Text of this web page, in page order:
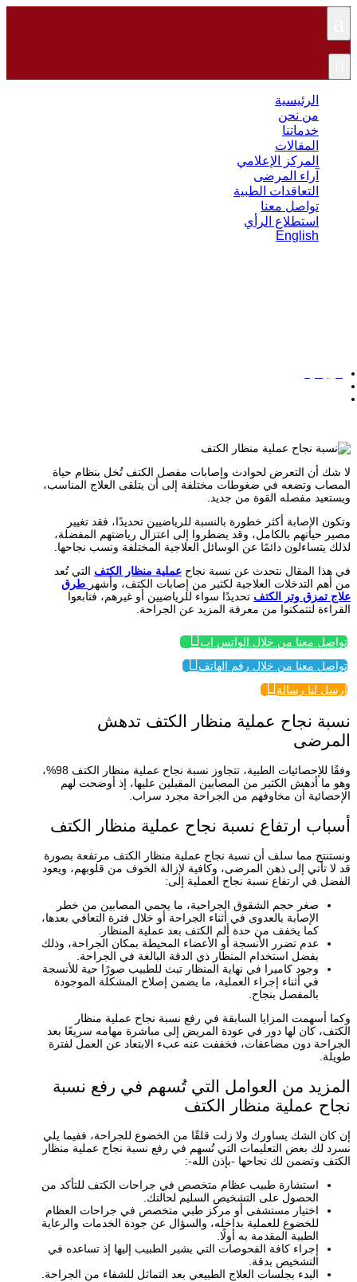
الرئيسية
من نحن
خدماتنا
المقالات
المركز الإعلامي
آراء المرضى
التعاقدات الطبية
تواصل معنا
استطلاع الرأي
English
لا شك أن التعرض لحوادث وإصابات مفصل الكتف تُخل بنظام حياة
المصاب وتضعه في ضغوطات مختلفة إلى أن يتلقى العلاج المناسب،
ويستعيد مفصله القوة من جديد.
وتكون الإصابة أكثر خطورة بالنسبة للرياضيين تحديدًا، فقد تغيير
مصير حياتهم بالكامل، وقد يضطروا إلى اعتزال رياضتهم المفضلة،
لذلك يتساءلون دائمًا عن الوسائل العلاجية المختلفة ونسب نجاحها.
في هذا المقال نتحدث عن نسبة نجاح عملية منظار الكتف التي تُعد
من أهم التدخلات العلاجية لكثير من إصابات الكتف، وأشهر طرق
علاج تمزق وتر الكتف تحديدًا سواء للرياضيين أو غيرهم، فتابعوا
القراءة لتتمكنوا من معرفة المزيد عن الجراحة.
تواصل معنا من خلال الواتس اب
تواصل معنا من خلال رقم الهاتف
إرسل لنا رسالة
نسبة نجاح عملية منظار الكتف تدهش
المرضى
وفقًا للإحصائيات الطبية، تتجاوز نسبة نجاح عملية منظار الكتف 98%،
وهو ما أدهش الكثير من المصابين المقبلين عليها، إذ أوضحت لهم
الإحصائية أن مخاوفهم من الجراحة مجرد سراب.
أسباب ارتفاع نسبة نجاح عملية منظار الكتف
ونستنتج مما سلف أن نسبة نجاح عملية منظار الكتف مرتفعة بصورة
قد لا تأتي إلى ذهن المرضى، وكافية لإزالة الخوف من قلوبهم، ويعود
الفضل في ارتفاع نسبة نجاح العملية إلى:
صغر حجم الشقوق الجراحية، ما يحمي المصابين من خطر
الإصابة بالعدوى في أثناء الجراحة أو خلال فترة التعافي بعدها،
كما يخفف من حدة ألم الكتف بعد عملية المنظار.
عدم تضرر الأنسجة أو الأعضاء المحيطة بمكان الجراحة، وذلك
بفضل استخدام المنظار ذي الدقة البالغة في الجراحة.
وجود كاميرا في نهاية المنظار تبث للطبيب صورًا حية للأنسجة
في أثناء إجراء العملية، ما يضمن إصلاح المشكلة الموجودة
بالمفصل بنجاح.
وكما أسهمت المزايا السابقة في رفع نسبة نجاح عملية منظار
الكتف، كان لها دور في عودة المريض إلى مباشرة مهامه سريعًا بعد
الجراحة دون مضاعفات، فخففت عنه عبء الابتعاد عن العمل لفترة
طويلة.
المزيد من العوامل التي تُسهم في رفع نسبة
نجاح عملية منظار الكتف
إن كان الشك يساورك ولا زلت قلقًا من الخضوع للجراحة، ففيما يلي
نسرد لك بعض التعليمات التي تُسهم في رفع نسبة نجاح عملية منظار
الكتف وتضمن لك نجاحها -بإذن الله-:
استشارة طبيب عظام متخصص في جراحات الكتف للتأكد من
الحصول على التشخيص السليم لحالتك.
اختيار مستشفى أو مركز طبي متخصص في جراحات العظام
للخضوع للعملية بداخله، والسؤال عن جودة الخدمات والرعاية
الطبية المقدمة به أولًا.
إجراء كافة الفحوصات التي يشير الطبيب إليها إذ تساعده في
التشخيص بدقة.
البدء بجلسات العلاج الطبيعي بعد التماثل للشفاء من الجراحة.